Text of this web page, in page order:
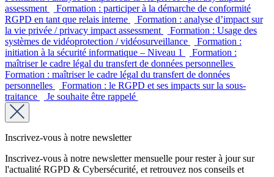
assessment
Formation : participer à la démarche de conformité
RGPD en tant que relais interne
Formation : analyse d’impact sur
la vie privée / privacy impact assessment
Formation : Usage des
systèmes de vidéoprotection / vidéosurveillance
Formation :
initiation à la sécurité informatique – Niveau 1
Formation :
maîtriser le cadre légal du transfert de données personnelles
Formation : maîtriser le cadre légal du transfert de données
personnelles
Formation : le RGPD et ses impacts sur la sous-
traitance
Je souhaite être rappelé
Inscrivez-vous à notre newsletter
Inscrivez-vous à notre newsletter mensuelle pour rester à jour sur
l'actualité RGPD & Cybersécurité, et retrouvez nos conseils et